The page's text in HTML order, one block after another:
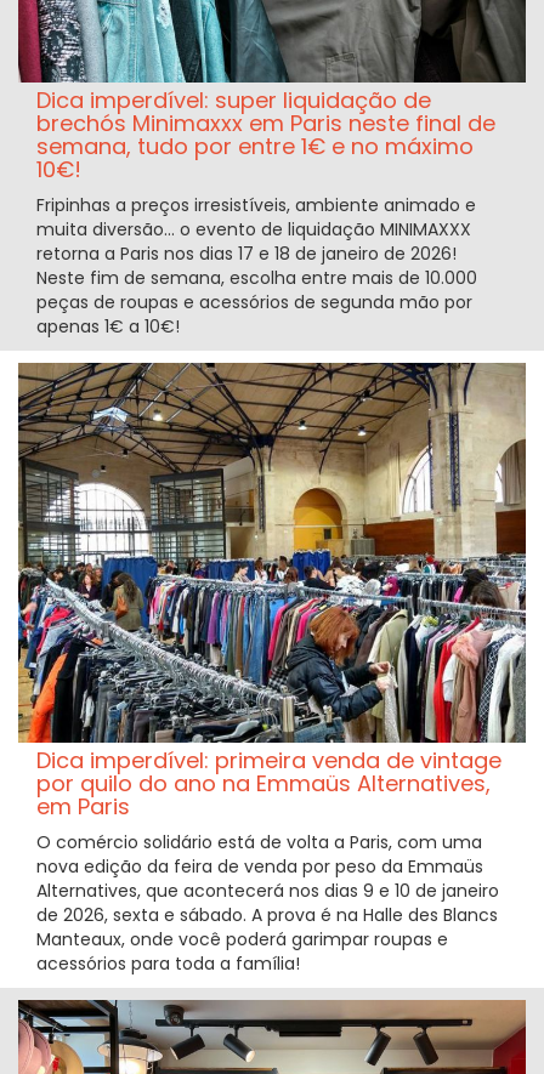
Dica imperdível: super liquidação de
brechós Minimaxxx em Paris neste final de
semana, tudo por entre 1€ e no máximo
10€!
Fripinhas a preços irresistíveis, ambiente animado e
muita diversão... o evento de liquidação MINIMAXXX
retorna a Paris nos dias 17 e 18 de janeiro de 2026!
Neste fim de semana, escolha entre mais de 10.000
peças de roupas e acessórios de segunda mão por
apenas 1€ a 10€!
Dica imperdível: primeira venda de vintage
por quilo do ano na Emmaüs Alternatives,
em Paris
O comércio solidário está de volta a Paris, com uma
nova edição da feira de venda por peso da Emmaüs
Alternatives, que acontecerá nos dias 9 e 10 de janeiro
de 2026, sexta e sábado. A prova é na Halle des Blancs
Manteaux, onde você poderá garimpar roupas e
acessórios para toda a família!